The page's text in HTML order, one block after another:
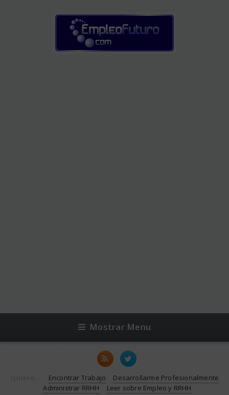
Mostrar Menu
Encontrar Trabajo
Desarrollarme Profesionalmente
Administrar RRHH
Leer sobre Empleo y RRHH